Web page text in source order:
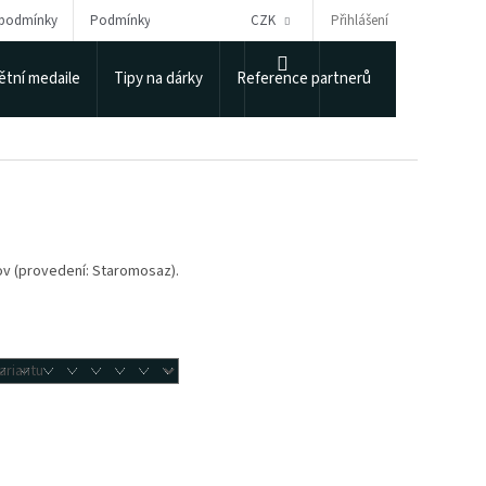
Podmínky ochrany osobních údajů Puncovní úřad
CZK Přihlášení
medaile Tipy na dárky Reference partnerů
(provedení: Staromosaz).